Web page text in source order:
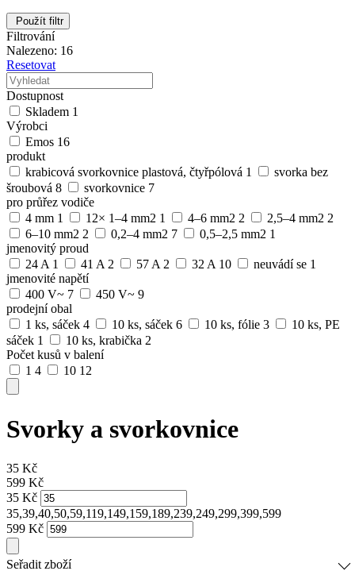
Použít filtr
Filtrování
Nalezeno: 16
Resetovat
Dostupnost
Skladem 1
Výrobci
Emos 16
produkt
krabicová svorkovnice plastová, čtyřpólová 1
svorka bez
šroubová 8 svorkovnice 7
pro průřez vodiče
4 mm 1 12× 1–4 mm2 1 4–6 mm2 2 2,5–4 mm2 2
6–10 mm2 2 0,2–4 mm2 7 0,5–2,5 mm2 1
jmenovitý proud
24 A 1 41 A 2 57 A 2 32 A 10 neuvádí se 1
jmenovité napětí
400 V~ 7 450 V~ 9
prodejní obal
1 ks, sáček 4 10 ks, sáček 6 10 ks, fólie 3
10 ks, PE
sáček 1 10 ks, krabička 2
Počet kusů v balení
1 4 10 12
Svorky a svorkovnice
35 Kč
599 Kč
35 Kč
35,39,40,50,59,119,149,159,189,239,249,299,399,599
599 Kč
Seřadit zboží